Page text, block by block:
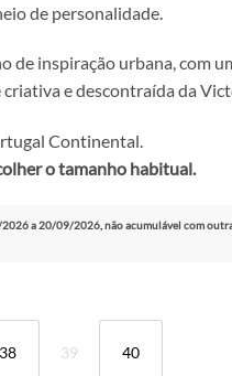
de personalidade.
de inspiração urbana, com
e descontraída da
Continental.
o tamanho habitual.
a 20/09/2026, não acumulável com
38 39 40